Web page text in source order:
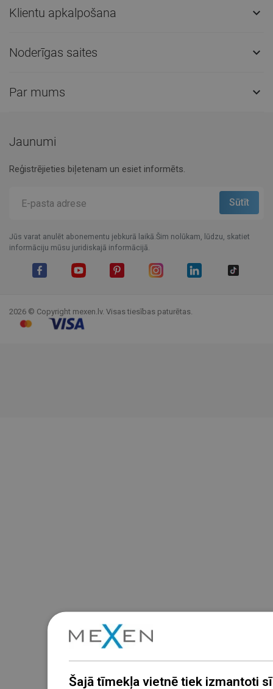
Klientu apkalpošana 
Noderīgas saites 
Par mums 
Jaunumi
Reģistrējieties biļetenam un esiet informēts.
Jūs varat anulēt abonementu jebkurā laikā.Šim nolūkam, lūdzu, skatiet
informāciju mūsu juridiskajā informācijā.
2026 © Copyright mexen.lv. Visas tiesības paturētas.
Šajā tīmekļa vietnē tiek izmantoti